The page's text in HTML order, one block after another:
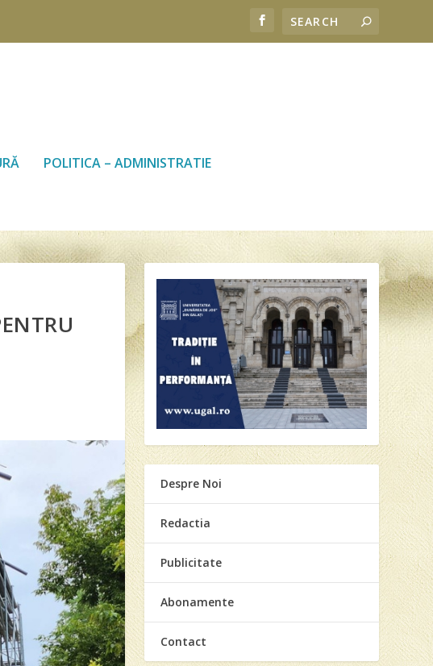
POLITICA – ADMINISTRATIE
Despre Noi
Redactia
Publicitate
Abonamente
Contact